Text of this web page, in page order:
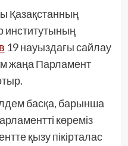
Қазақстанның
институтының
19 науыздағы сайлау
жаңа Парламент
басқа, барынша
көреміз
қызу пікірталас